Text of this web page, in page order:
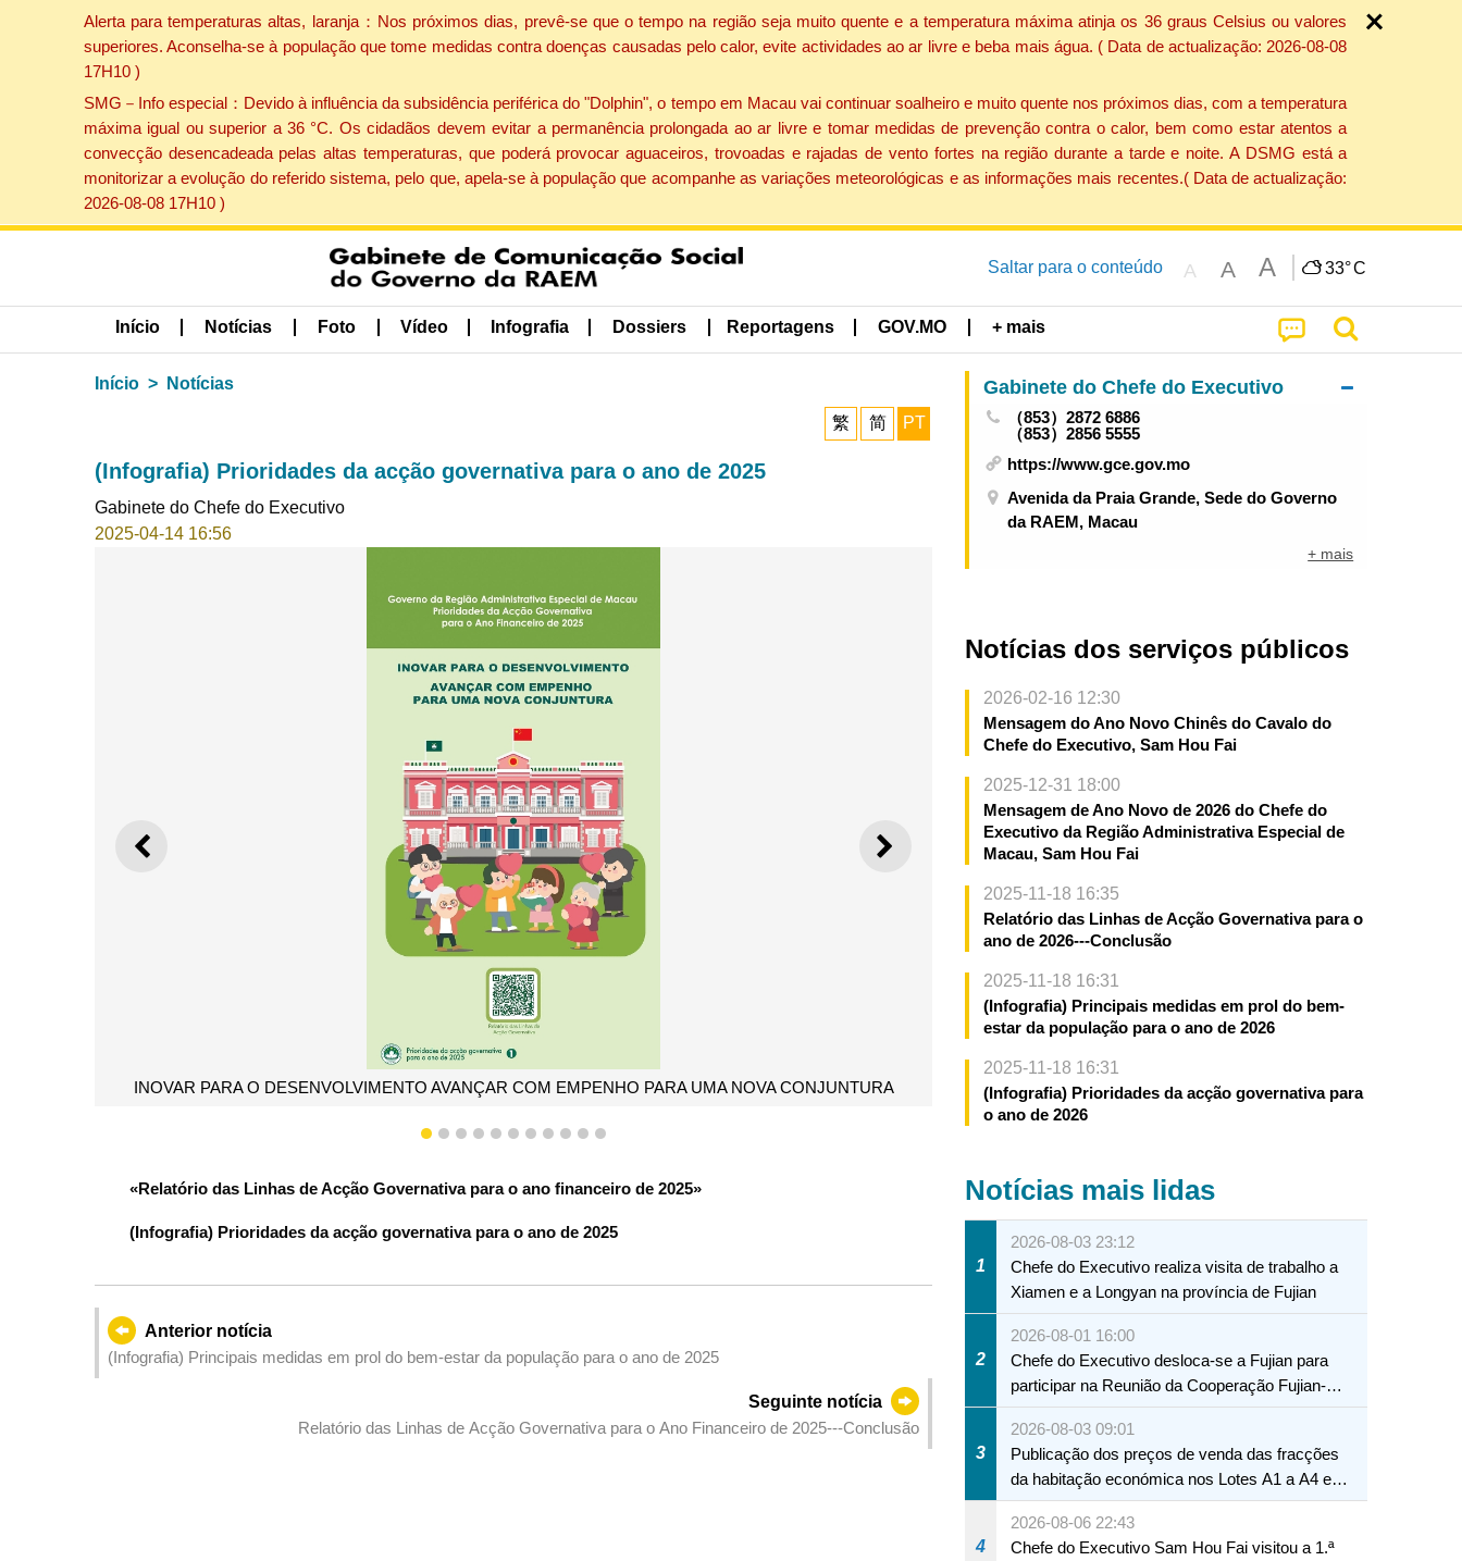
Alerta para temperaturas altas, laranja：Nos próximos dias, prevê-se que o tempo na região seja muito quente e a temperatura máxima atinja os 36 graus Celsius ou valores
superiores. Aconselha-se à população que tome medidas contra doenças causadas pelo calor, evite actividades ao ar livre e beba mais água. ( Data de actualização: 2026-08-08
17H10 )
SMG－Info especial：Devido à influência da subsidência periférica do "Dolphin", o tempo em Macau vai continuar soalheiro e muito quente nos próximos dias, com a temperatura
máxima igual ou superior a 36 °C. Os cidadãos devem evitar a permanência prolongada ao ar livre e tomar medidas de prevenção contra o calor, bem como estar atentos a
convecção desencadeada pelas altas temperaturas, que poderá provocar aguaceiros, trovoadas e rajadas de vento fortes na região durante a tarde e noite. A DSMG está a
monitorizar a evolução do referido sistema, pelo que, apela-se à população que acompanhe as variações meteorológicas e as informações mais recentes.( Data de actualização:
2026-08-08 17H10 )
Saltar para o conteúdo A A A 33°C
Início Notícias Foto Vídeo Infografia Dossiers Reportagens GOV.MO + mais
Início Notícias
繁 简 PT
(Infografia) Prioridades da acção governativa para o ano de 2025
Gabinete do Chefe do Executivo
2025-04-14 16:56
ANTERIOR SEGUINTE
AVANÇAR COM EMPENHO PARA UMA NOVA CONJUNTURA 1. Reforço do mecanismo de coordenação e criação de uma nova perspectiva de desenvolvimento para a RAEM
1 2 3 4 5 6 7 8 9 1011
«Relatório das Linhas de Acção Governativa para o ano financeiro de 2025»
(Infografia) Prioridades da acção governativa para o ano de 2025
Anterior notícia
(Infografia) Principais medidas em prol do bem-estar da população para o ano de 2025
Seguinte notícia
Relatório das Linhas de Acção Governativa para o Ano Financeiro de 2025---Conclusão
Gabinete do Chefe do Executivo
（853）2872 6886
（853）2856 5555
https://www.gce.gov.mo
Avenida da Praia Grande, Sede do Governo
da RAEM, Macau
+ mais
Notícias dos serviços públicos
2026-02-16 12:30
Mensagem do Ano Novo Chinês do Cavalo do
Chefe do Executivo, Sam Hou Fai
2025-12-31 18:00
Mensagem de Ano Novo de 2026 do Chefe do
Executivo da Região Administrativa Especial de
Macau, Sam Hou Fai
2025-11-18 16:35
Relatório das Linhas de Acção Governativa para o
ano de 2026---Conclusão
2025-11-18 16:31
(Infografia) Principais medidas em prol do bem-
estar da população para o ano de 2026
2025-11-18 16:31
(Infografia) Prioridades da acção governativa para
o ano de 2026
Notícias mais lidas
1
2026-08-03 23:12
Chefe do Executivo realiza visita de trabalho a
Xiamen e a Longyan na província de Fujian
2
2026-08-01 16:00
Chefe do Executivo desloca-se a Fujian para
participar na Reunião da Cooperação Fujian-
Macau
3
2026-08-03 09:01
Publicação dos preços de venda das fracções
da habitação económica nos Lotes A1 a A4 e
A12 da Zona A dos Novos Aterros
4
2026-08-06 22:43
Chefe do Executivo Sam Hou Fai visitou a 1.ª